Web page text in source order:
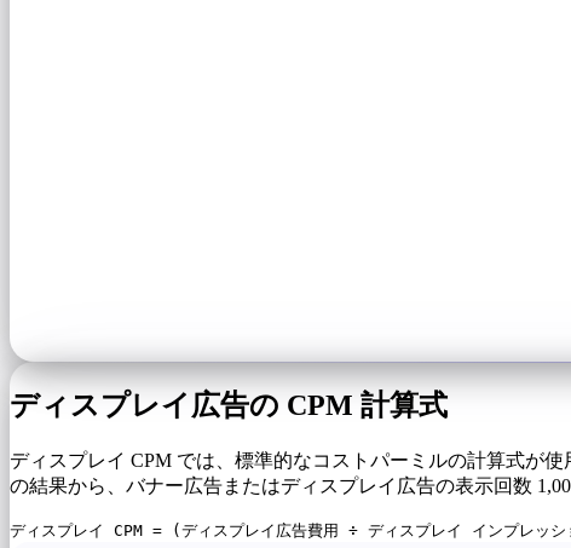
ディスプレイ広告の CPM 計算式
ディスプレイ CPM では、標準的なコストパーミルの計算式が
の結果から、バナー広告またはディスプレイ広告の表示回数
ディスプレイ CPM = (ディスプレイ広告費用 ÷ ディスプレイ インプレッ